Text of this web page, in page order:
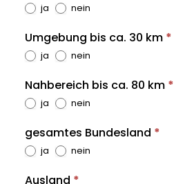
ja nein
Umgebung bis ca. 30 km *
ja nein
Nahbereich bis ca. 80 km *
ja nein
gesamtes Bundesland *
ja nein
Ausland *